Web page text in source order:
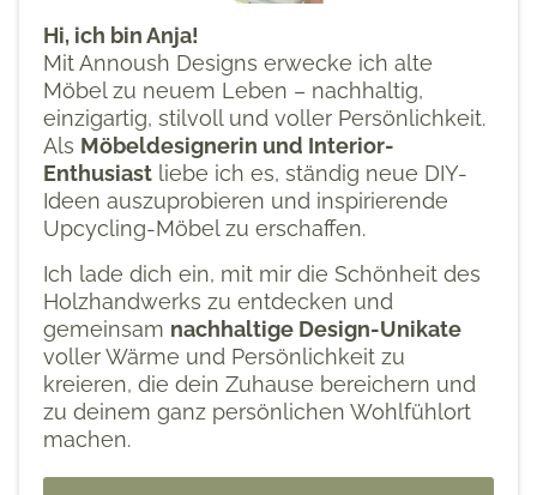
Hi, ich bin Anja!
Mit Annoush Designs erwecke ich alte
Möbel zu neuem Leben – nachhaltig,
einzigartig, stilvoll und voller Persönlichkeit.
Als Möbeldesignerin und Interior-
Enthusiast liebe ich es, ständig neue DIY-
Ideen auszuprobieren und inspirierende
Upcycling-Möbel zu erschaffen.
Ich lade dich ein, mit mir die Schönheit des
Holzhandwerks zu entdecken und
gemeinsam nachhaltige Design-Unikate
voller Wärme und Persönlichkeit zu
kreieren, die dein Zuhause bereichern und
zu deinem ganz persönlichen Wohlfühlort
machen.